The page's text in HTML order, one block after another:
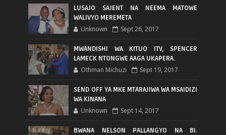
LUSAJO SAJENT NA NEEMA MATOWE
WALIVYO MEREMETA
Unknown Sept 26, 2017
MWANDISHI WA KITUO ITV, SPENCER
LAMECK NTONGWE AAGA UKAPERA.
Othman Michuzi Sept 19, 2017
SEND OFF YA MKE MTARAJIWA WA MSAIDIZI
WA KINANA
Unknown Sept 14, 2017
BWANA NELSON PALLANGYO NA BI.